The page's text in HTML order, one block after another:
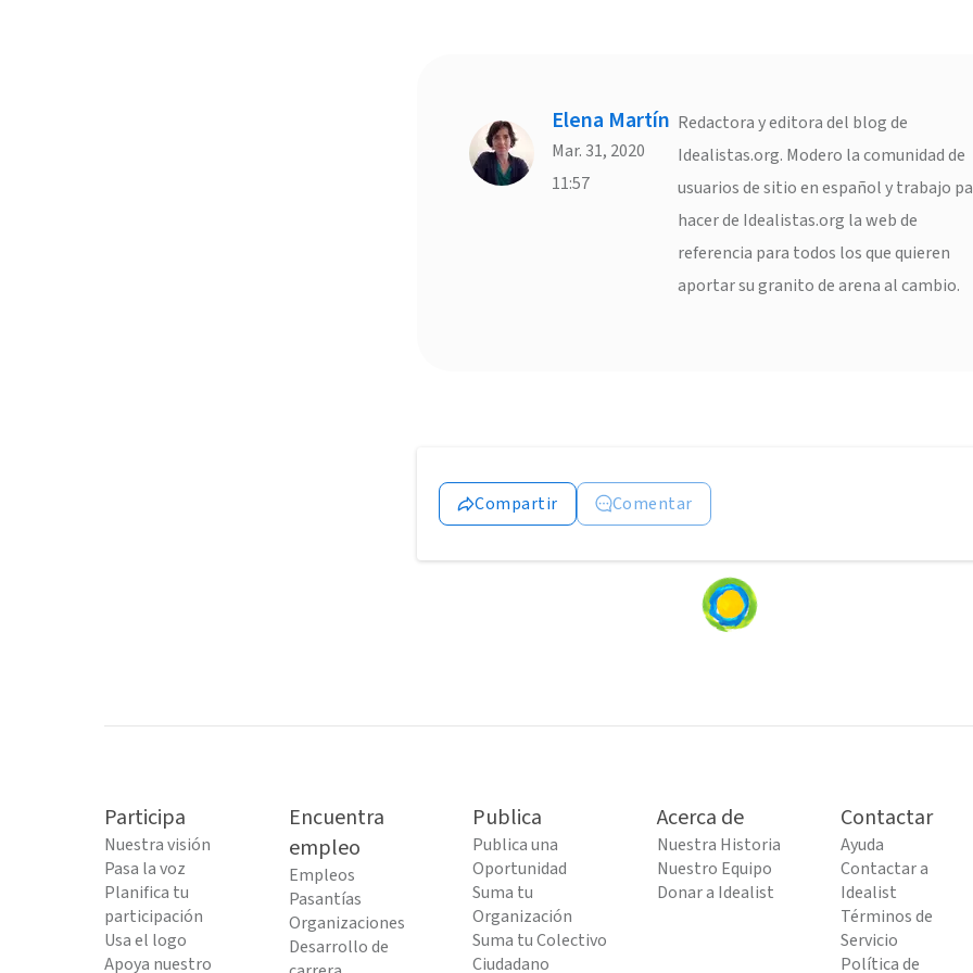
Elena Martín
Mar. 31, 2020
11:57
Redactora y editora del blog de
Idealistas.org. Modero la comunidad de
usuarios de sitio en español y trabajo
hacer de Idealistas.org la web de
referencia para todos los que quieren
aportar su granito de arena al cambio.
Compartir Comentar
Loading
Participa
Nuestra visión
Pasa la voz
Planifica tu
participación
Usa el logo
Apoya nuestro
Encuentra
empleo
Empleos
Pasantías
Organizaciones
Desarrollo de
Publica
Publica una
Oportunidad
Suma tu
Organización
Suma tu Colectivo
Ciudadano
Acerca de
Nuestra Historia
Nuestro Equipo
Donar a Idealist
Contactar
Ayuda
Contactar a
Idealist
Términos de
Servicio
Política de